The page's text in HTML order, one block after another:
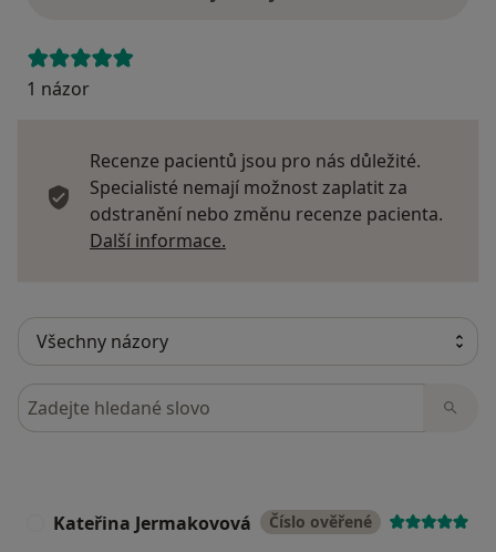
1 názor
Recenze pacientů jsou pro nás důležité.
Specialisté nemají možnost zaplatit za
odstranění nebo změnu recenze pacienta.
Další informace.
Hledejte v názorech
Kateřina Jermakovová Číslo ověřené